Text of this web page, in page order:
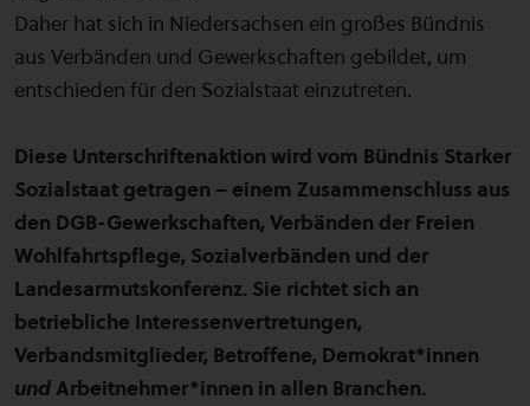
Daher hat sich in Niedersachsen ein großes Bündnis
aus Verbänden und Gewerkschaften gebildet, um
entschieden für den Sozialstaat einzutreten.
Diese Unterschriftenaktion wird vom Bündnis Starker
Sozialstaat getragen – einem Zusammenschluss aus
den DGB-Gewerkschaften, Verbänden der Freien
Wohlfahrtspflege, Sozialverbänden und der
Landesarmutskonferenz. Sie richtet sich an
betriebliche Interessenvertretungen,
Verbandsmitglieder, Betroffene, Demokrat*innen
undArbeitnehmer*innen in allen Branchen.